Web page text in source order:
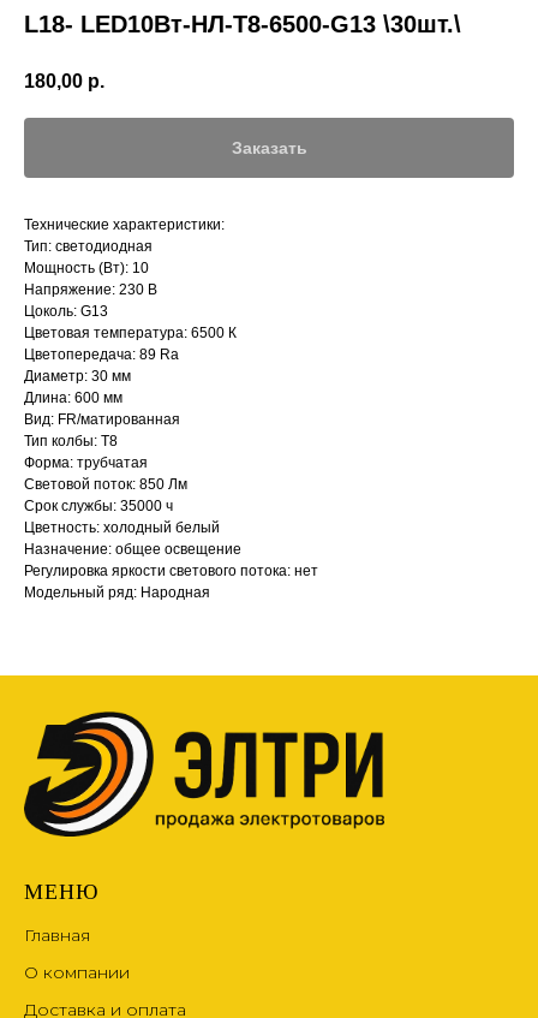
L18- LED10Вт-НЛ-T8-6500-G13 \30шт.\
180,00 р.
Заказать
Технические характеристики:
Тип: светодиодная
Мощность (Вт): 10
Напряжение: 230 В
Цоколь: G13
Цветовая температура: 6500 К
Цветопередача: 89 Ra
Диаметр: 30 мм
Длина: 600 мм
Вид: FR/матированная
Тип колбы: T8
Форма: трубчатая
Световой поток: 850 Лм
Срок службы: 35000 ч
Цветность: холодный белый
Назначение: общее освещение
Регулировка яркости светового потока: нет
Модельный ряд: Народная
МЕНЮ
Главная
О компании
Доставка и оплата